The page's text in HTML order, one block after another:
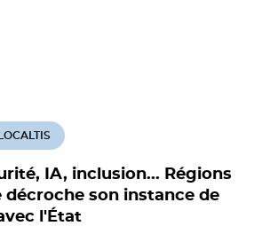
IA, inclusion... Régions
décroche son instance de
l'État